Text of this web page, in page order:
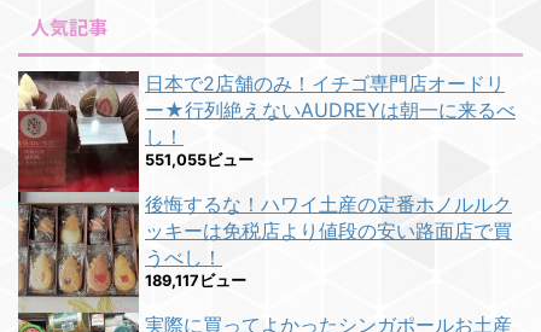
人気記事
日本で2店舗のみ！イチゴ専門店オードリ
ー★行列絶えないAUDREYは朝一に来るべ
し！
551,055ビュー
後悔するな！ハワイ土産の定番ホノルルク
ッキーは免税店より値段の安い路面店で買
うべし！
189,117ビュー
実際に買ってよかったシンガポールお土産